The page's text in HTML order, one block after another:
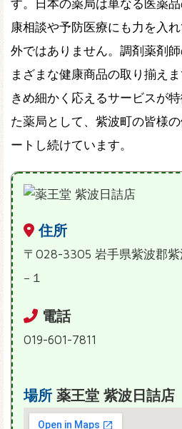
す。日本の薬局は単なる医薬
康相談や予防医療にも力を入
外ではありません。調剤薬剤
まざまな健康商品の取り揃え
きめ細かく応えるサービスが
た薬局として、紫波町の皆様
ートし続けています。
住所
〒028-3305 岩手県紫波郡紫
−１
電話
019-601-7811
場所 薬王堂 紫波日詰店